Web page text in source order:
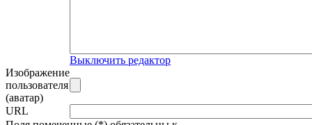
Выключить редактор
Изображение
пользователя
(аватар)
URL